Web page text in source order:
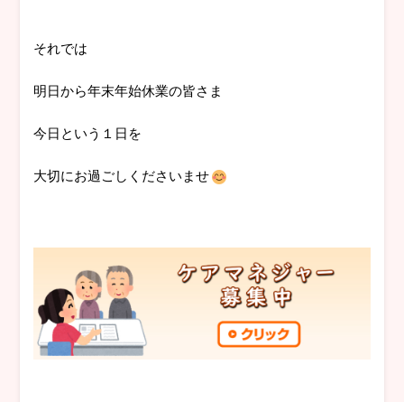
それでは
明日から年末年始休業の皆さま
今日という１日を
大切にお過ごしくださいませ